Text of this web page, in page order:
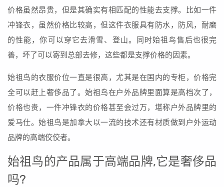
价格虽然昂贵，但是其确实有相匹配的性能去支撑。比如一件
冲锋衣，虽然价格比较高，但这件衣服具有防水，防风，耐磨
的性能，你可以穿它去滑雪、登山。同时始祖鸟售后也很完
善，坏了可以寄到总部去修，这些都是支撑价格的因素。
始祖鸟的衣服价位一直是很高，尤其是在国内的专柜，价格完
全可以赶上奢侈品了。始祖鸟在户外品牌里面算是高档次了，
价格也贵，一件冲锋衣的价格甚至会过万，堪称户外品牌里的
爱马仕。始祖鸟是加拿大以一流的技术还有材质做到户外运动
品牌的高端佼佼者。
始祖鸟的产品属于高端品牌,它是奢侈品
吗?